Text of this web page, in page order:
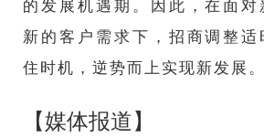
的发展机遇期。因此，在面对
新的客户需求下，招商调整适
住时机，逆势而上实现新发展。
【媒体报道】